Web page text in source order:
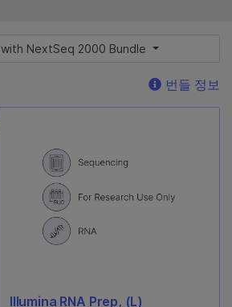
Illumina RNA Exome with NextSeq 2000 Bundle
번들 정보
Illumina RNA Prep, (L)